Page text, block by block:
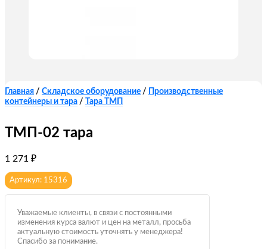
Главная / Складское оборудование /
Производственные
контейнеры и тара / Тара ТМП
ТМП-02 тара
1 271 ₽
Артикул: 15316
Уважаемые клиенты, в связи с постоянными
изменения курса валют и цен на металл, просьба
актуальную стоимость уточнять у менеджера!
Спасибо за понимание.